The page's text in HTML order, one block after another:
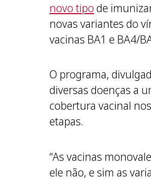
novo tipo de
novas variantes do
vacinas BA1 e BA4/
O programa,
diversas doenças a
cobertura vacinal
etapas.
“As vacinas
ele não, e sim as